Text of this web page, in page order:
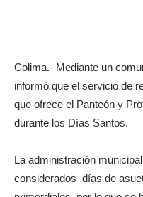
Colima.- Mediante un
informó que el servicio de
que ofrece el Panteón y
durante los Días Santos.
La administración
considerados días de